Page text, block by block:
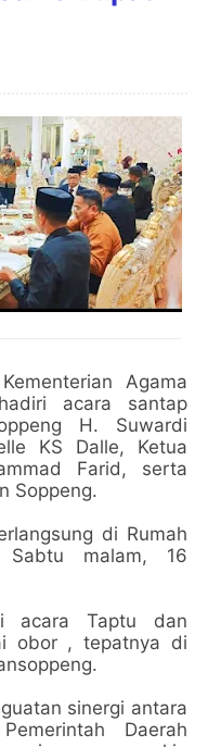
Agama
acara santap
H. Suwardi
KS Dalle, Ketua
Farid, serta
Soppeng.
di Rumah
Sabtu malam, 16
acara Taptu dan
obor , tepatnya di
sinergi antara
Daerah